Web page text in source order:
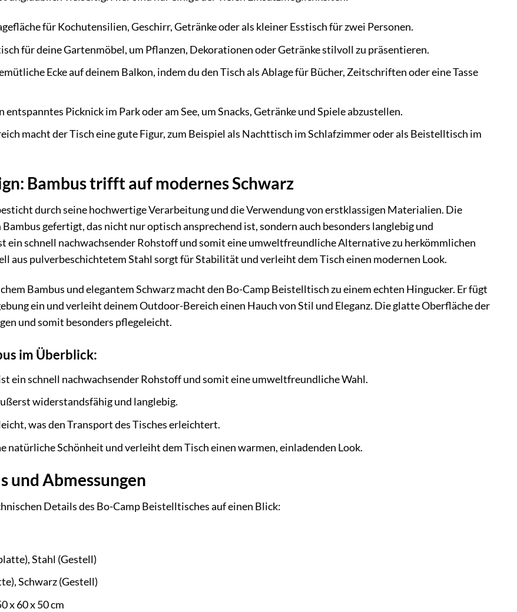
für Kochutensilien, Geschirr, Getränke oder als kleiner Esstisch für zwei Personen.
für deine Gartenmöbel, um Pflanzen, Dekorationen oder Getränke stilvoll zu präsentieren.
Ecke auf deinem Balkon, indem du den Tisch als Ablage für Bücher, Zeitschriften oder eine Tasse
entspanntes Picknick im Park oder am See, um Snacks, Getränke und Spiele abzustellen.
macht der Tisch eine gute Figur, zum Beispiel als Nachttisch im Schlafzimmer oder als Beistelltisch im
Bambus trifft auf modernes Schwarz
durch seine hochwertige Verarbeitung und die Verwendung von erstklassigen Materialien. Die
gefertigt, das nicht nur optisch ansprechend ist, sondern auch besonders langlebig und
ein schnell nachwachsender Rohstoff und somit eine umweltfreundliche Alternative zu herkömmlichen
aus pulverbeschichtetem Stahl sorgt für Stabilität und verleiht dem Tisch einen modernen Look.
Bambus und elegantem Schwarz macht den Bo-Camp Beistelltisch zu einem echten Hingucker. Er fügt
ein und verleiht deinem Outdoor-Bereich einen Hauch von Stil und Eleganz. Die glatte Oberfläche der
und somit besonders pflegeleicht.
im Überblick:
ein schnell nachwachsender Rohstoff und somit eine umweltfreundliche Wahl.
widerstandsfähig und langlebig.
was den Transport des Tisches erleichtert.
natürliche Schönheit und verleiht dem Tisch einen warmen, einladenden Look.
und Abmessungen
Details des Bo-Camp Beistelltisches auf einen Blick:
Stahl (Gestell)
Schwarz (Gestell)
x 60 x 50 cm